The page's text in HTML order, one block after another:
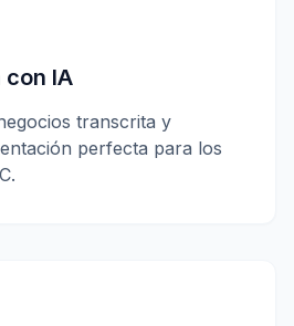
IA
transcrita y
perfecta para los